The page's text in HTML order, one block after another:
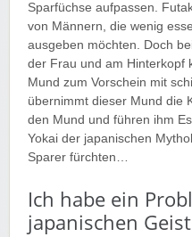
Sparfüchse aufpassen.
von Männern, die wenig
ausgeben möchten. Doch
der Frau und am Hinterkopf
Mund zum Vorschein mit
übernimmt dieser Mund die
den Mund und führen ihm
Yokai der japanischen
Sparer fürchten…
Ich habe ein
japanischen Geist